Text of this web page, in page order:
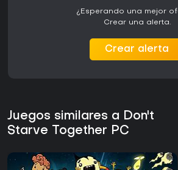
¿Esperando una mejor
Crear una alerta.
Crear alerta
Juegos similares a Don't
Starve Together PC